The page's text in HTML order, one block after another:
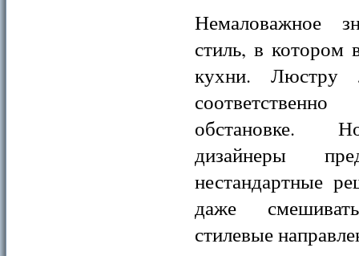
Немаловажное
стиль, в котором
кухни. Люстру
обстановке.
дизайнеры
нестандартные
даже
стилевые